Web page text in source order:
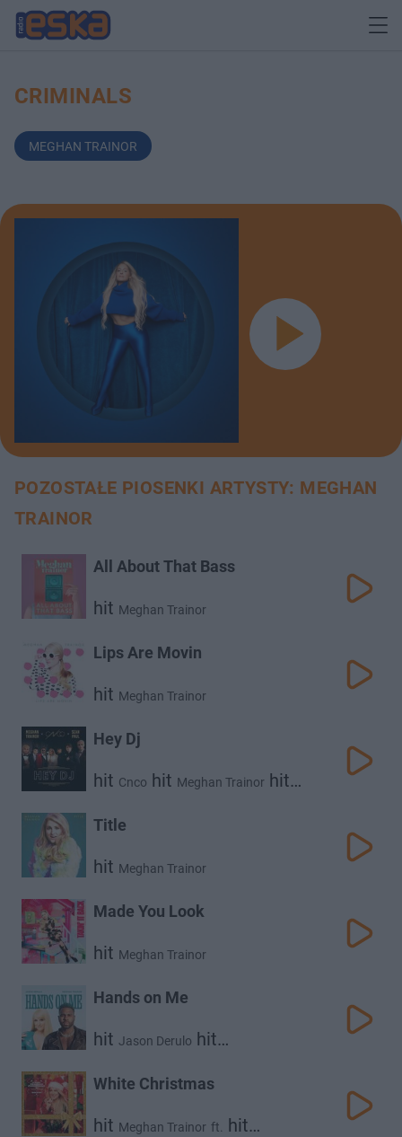
CRIMINALS
MEGHAN TRAINOR
POZOSTAŁE PIOSENKI ARTYSTY: MEGHAN
TRAINOR
All About That Bass
hit Meghan Trainor
Lips Are Movin
hit Meghan Trainor
Hey Dj
hit Cnco hit Meghan Trainor hit
Title
hit Meghan Trainor
Made You Look
hit Meghan Trainor
Hands on Me
hit Jason Derulo hit
White Christmas
hit Meghan Trainor ft. hit